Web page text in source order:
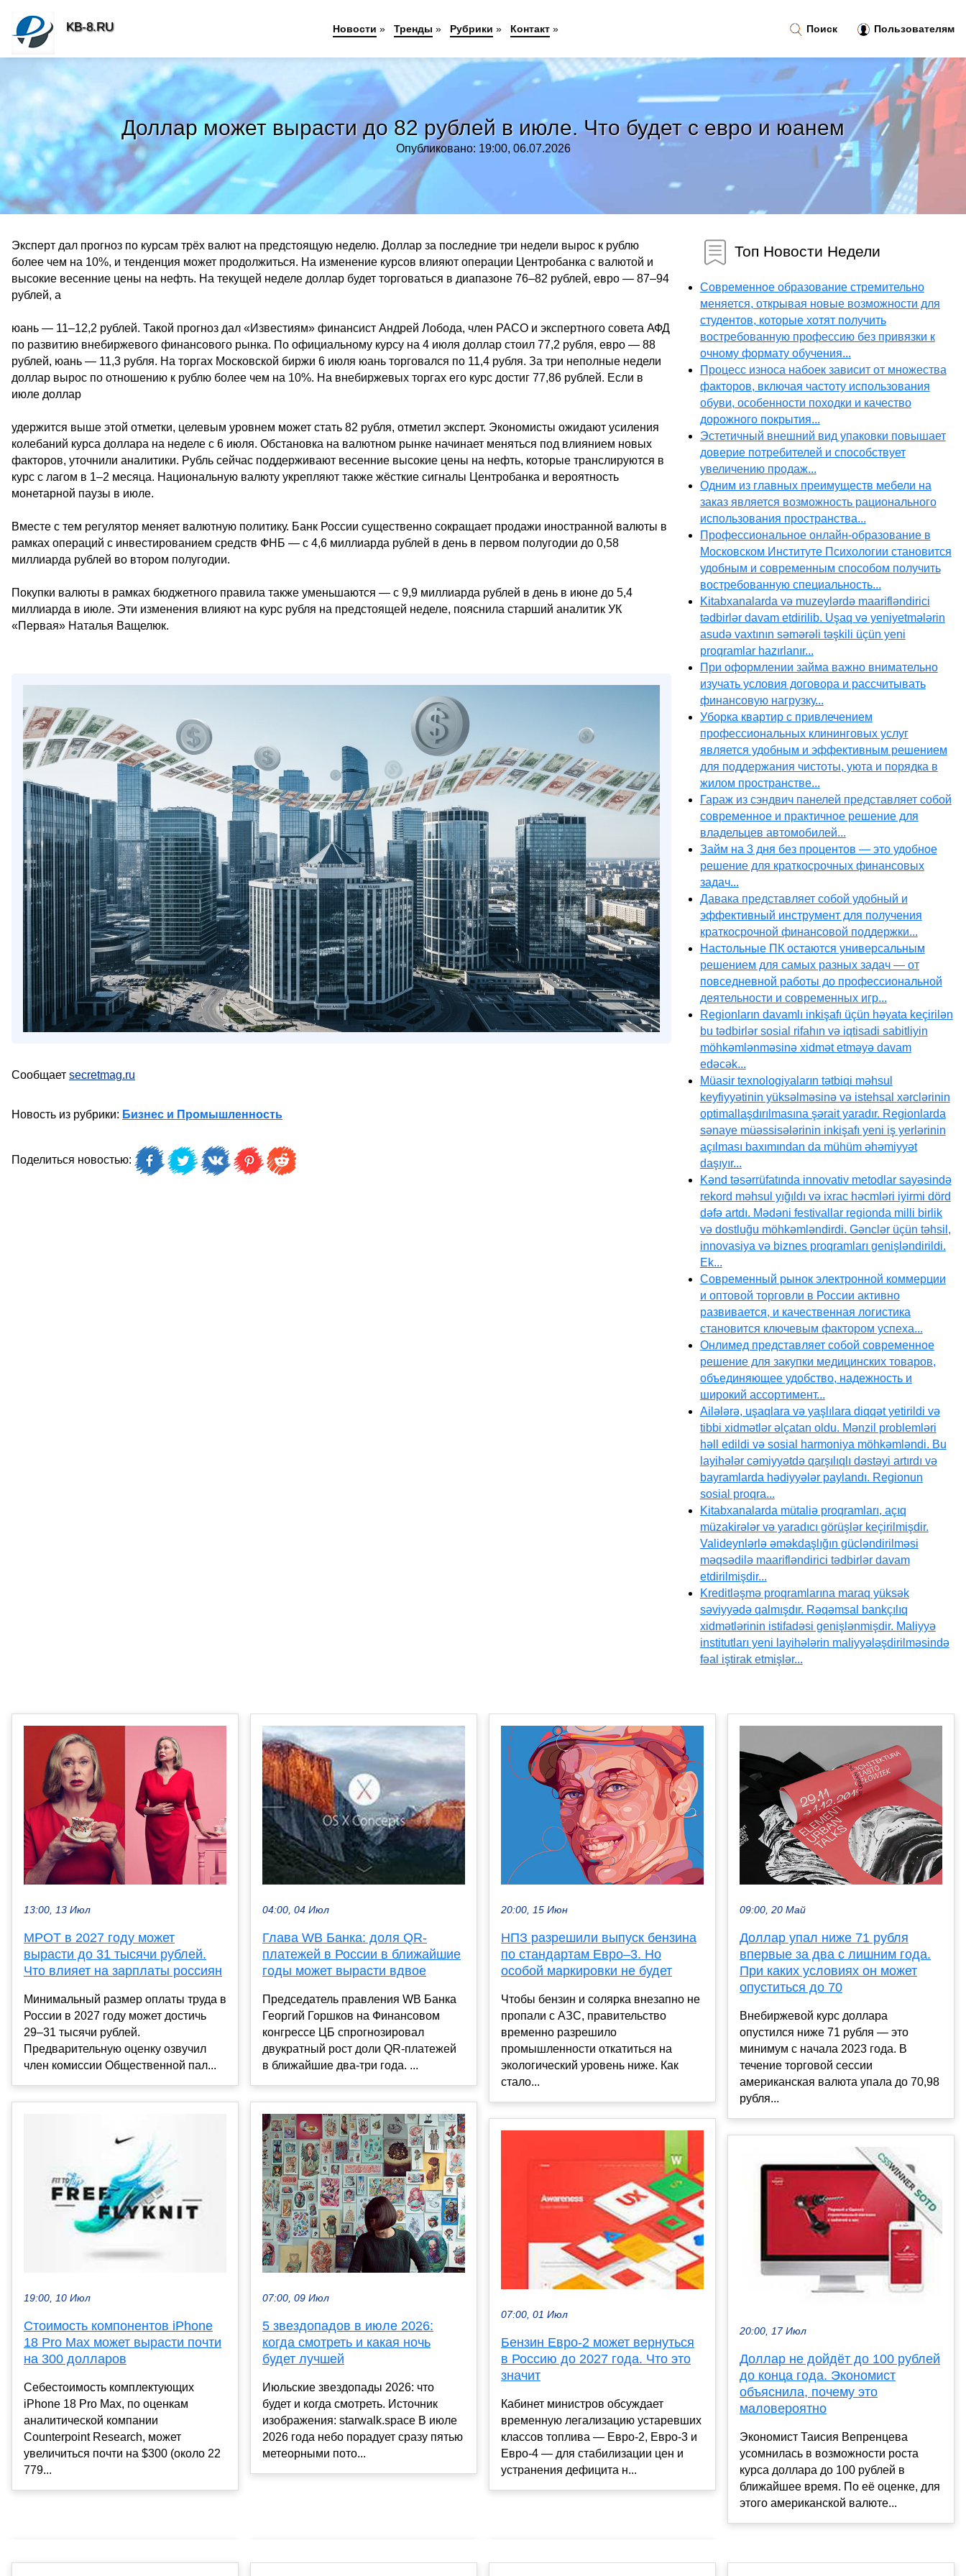
Доллар может вырасти до 82 рублей в июле. Что будет с евро и юанем
Опубликовано: 19:00, 06.07.2026
Эксперт дал прогноз по курсам трёх валют на предстоящую неделю. Доллар за последние три недели вырос к рублю
более чем на 10%, и тенденция может продолжиться. На изменение курсов влияют операции Центробанка с валютой и
высокие весенние цены на нефть. На текущей неделе доллар будет торговаться в диапазоне 76–82 рублей, евро — 87–94
рублей, а
юань — 11–12,2 рублей. Такой прогноз дал «Известиям» финансист Андрей Лобода, член РАСО и экспертного совета АФД
по развитию внебиржевого финансового рынка. По официальному курсу на 4 июля доллар стоил 77,2 рубля, евро — 88
рублей, юань — 11,3 рубля. На торгах Московской биржи 6 июля юань торговался по 11,4 рубля. За три неполные недели
доллар вырос по отношению к рублю более чем на 10%. На внебиржевых торгах его курс достиг 77,86 рублей. Если в
июле доллар
удержится выше этой отметки, целевым уровнем может стать 82 рубля, отметил эксперт. Экономисты ожидают усиления
колебаний курса доллара на неделе с 6 июля. Обстановка на валютном рынке начинает меняться под влиянием новых
факторов, уточнили аналитики. Рубль сейчас поддерживают весенние высокие цены на нефть, которые транслируются в
курс с лагом в 1–2 месяца. Национальную валюту укрепляют также жёсткие сигналы Центробанка и вероятность
монетарной паузы в июле.
Вместе с тем регулятор меняет валютную политику. Банк России существенно сокращает продажи иностранной валюты в
рамках операций с инвестированием средств ФНБ — с 4,6 миллиарда рублей в день в первом полугодии до 0,58
миллиарда рублей во втором полугодии.
Покупки валюты в рамках бюджетного правила также уменьшаются — с 9,9 миллиарда рублей в день в июне до 5,4
миллиарда в июле. Эти изменения влияют на курс рубля на предстоящей неделе, пояснила старший аналитик УК
«Первая» Наталья Ващелюк.
Сообщает secretmag.ru
Новость из рубрики: Бизнес и Промышленность
Поделиться новостью:
Топ Новости Недели
Современное образование стремительно
меняется, открывая новые возможности для
студентов, которые хотят получить
востребованную профессию без привязки к
очному формату обучения...
Процесс износа набоек зависит от множества
факторов, включая частоту использования
обуви, особенности походки и качество
дорожного покрытия...
Эстетичный внешний вид упаковки повышает
доверие потребителей и способствует
увеличению продаж...
Одним из главных преимуществ мебели на
заказ является возможность рационального
использования пространства...
Профессиональное онлайн-образование в
Московском Институте Психологии становится
удобным и современным способом получить
востребованную специальность...
Kitabxanalarda və muzeylərdə maarifləndirici
tədbirlər davam etdirilib. Uşaq və yeniyetmələrin
asudə vaxtının səmərəli təşkili üçün yeni
proqramlar hazırlanır...
При оформлении займа важно внимательно
изучать условия договора и рассчитывать
финансовую нагрузку...
Уборка квартир с привлечением
профессиональных клининговых услуг
является удобным и эффективным решением
для поддержания чистоты, уюта и порядка в
жилом пространстве...
Гараж из сэндвич панелей представляет собой
современное и практичное решение для
владельцев автомобилей...
Займ на 3 дня без процентов — это удобное
решение для краткосрочных финансовых
задач...
Давака представляет собой удобный и
эффективный инструмент для получения
краткосрочной финансовой поддержки...
Настольные ПК остаются универсальным
решением для самых разных задач — от
повседневной работы до профессиональной
деятельности и современных игр...
Regionların davamlı inkişafı üçün həyata keçirilən
bu tədbirlər sosial rifahın və iqtisadi sabitliyin
möhkəmlənməsinə xidmət etməyə davam
edəcək...
Müasir texnologiyaların tətbiqi məhsul
keyfiyyətinin yüksəlməsinə və istehsal xərclərinin
optimallaşdırılmasına şərait yaradır. Regionlarda
sənaye müəssisələrinin inkişafı yeni iş yerlərinin
açılması baxımından da mühüm əhəmiyyət
daşıyır...
Kənd təsərrüfatında innovativ metodlar sayəsində
rekord məhsul yığıldı və ixrac həcmləri iyirmi dörd
dəfə artdı. Mədəni festivallar regionda milli birlik
və dostluğu möhkəmləndirdi. Gənclər üçün təhsil,
innovasiya və biznes proqramları genişləndirildi.
Ek...
Современный рынок электронной коммерции
и оптовой торговли в России активно
развивается, и качественная логистика
становится ключевым фактором успеха...
Онлимед представляет собой современное
решение для закупки медицинских товаров,
объединяющее удобство, надежность и
широкий ассортимент...
Ailələrə, uşaqlara və yaşlılara diqqət yetirildi və
tibbi xidmətlər əlçatan oldu. Mənzil problemləri
həll edildi və sosial harmoniya möhkəmləndi. Bu
layihələr cəmiyyətdə qarşılıqlı dəstəyi artırdı və
bayramlarda hədiyyələr paylandı. Regionun
sosial proqra...
Kitabxanalarda mütaliə proqramları, açıq
müzakirələr və yaradıcı görüşlər keçirilmişdir.
Valideynlərlə əməkdaşlığın gücləndirilməsi
məqsədilə maarifləndirici tədbirlər davam
etdirilmişdir...
Kreditləşmə proqramlarına maraq yüksək
səviyyədə qalmışdır. Rəqəmsal bankçılıq
xidmətlərinin istifadəsi genişlənmişdir. Maliyyə
institutları yeni layihələrin maliyyələşdirilməsində
fəal iştirak etmişlər...
13:00, 13 Июл
МРОТ в 2027 году может
вырасти до 31 тысячи рублей.
Что влияет на зарплаты россиян
Минимальный размер оплаты труда в
России в 2027 году может достичь
29–31 тысячи рублей.
Предварительную оценку озвучил
член комиссии Общественной пал...
19:00, 10 Июл
Стоимость компонентов iPhone
18 Pro Max может вырасти почти
на 300 долларов
Себестоимость комплектующих
iPhone 18 Pro Max, по оценкам
аналитической компании
Counterpoint Research, может
увеличиться почти на $300 (около 22
779...
04:00, 04 Июл
Глава WB Банка: доля QR-
платежей в России в ближайшие
годы может вырасти вдвое
Председатель правления WB Банка
Георгий Горшков на Финансовом
конгрессе ЦБ спрогнозировал
двукратный рост доли QR-платежей
в ближайшие два-три года. ...
07:00, 09 Июл
5 звездопадов в июле 2026:
когда смотреть и какая ночь
будет лучшей
Июльские звездопады 2026: что
будет и когда смотреть. Источник
изображения: starwalk.space В июле
2026 года небо порадует сразу пятью
метеорными пото...
20:00, 15 Июн
НПЗ разрешили выпуск бензина
по стандартам Евро–3. Но
особой маркировки не будет
Чтобы бензин и солярка внезапно не
пропали с АЗС, правительство
временно разрешило
промышленности откатиться на
экологический уровень ниже. Как
стало...
07:00, 01 Июл
Бензин Евро-2 может вернуться
в Россию до 2027 года. Что это
значит
Кабинет министров обсуждает
временную легализацию устаревших
классов топлива — Евро-2, Евро-3 и
Евро-4 — для стабилизации цен и
устранения дефицита н...
09:00, 20 Май
Доллар упал ниже 71 рубля
впервые за два с лишним года.
При каких условиях он может
опуститься до 70
Внебиржевой курс доллара
опустился ниже 71 рубля — это
минимум с начала 2023 года. В
течение торговой сессии
американская валюта упала до 70,98
рубля...
20:00, 17 Июл
Доллар не дойдёт до 100 рублей
до конца года. Экономист
объяснила, почему это
маловероятно
Экономист Таисия Вепренцева
усомнилась в возможности роста
курса доллара до 100 рублей в
ближайшее время. По её оценке, для
этого американской валюте...
Поиск Пользователям
KB-8.RU Новости » Тренды » Рубрики » Контакт »